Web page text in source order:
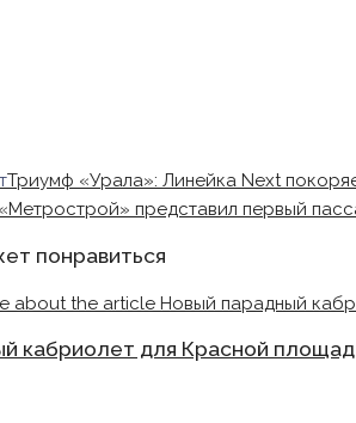
Триумф «Урала»: Линейка Next
«Метрострой» представил первый
понравиться
кабриолет для Красной